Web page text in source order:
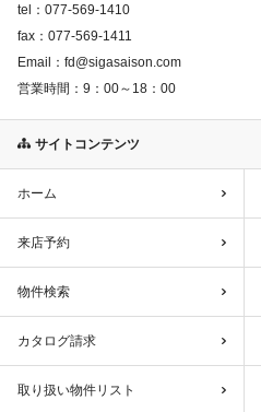
tel： 077-569-1410
fax： 077-569-1411
Email： fd@sigasaison.com
営業時間： 9：00～18：00
サイトコンテンツ
ホーム
来店予約
物件検索
カタログ請求
取り扱い物件リスト